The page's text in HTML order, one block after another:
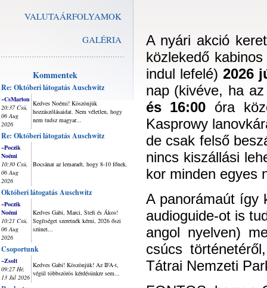
VALUTAÁRFOLYAMOK
GALÉRIA
Kommentek
Re: Októberi látogatás Auschwitz
~CsMarton
20:37 Csü,
06 Aug
2026
Kedves Noémi! Köszönjük
hozzászólásaidat. Nem véletlen, hogy
nem tudsz magyar...
Re: Októberi látogatás Auschwitz
~Poczik
Noémi
10:30 Csü,
06 Aug
2026
Bocsánat az lemaradt, hogy 8-10 főnek.
Októberi látogatás Auschwitz
~Poczik
Noémi
10:21 Csü,
06 Aug
2026
Kedves Gabi, Marci, Stefi és Ákos!
Segítséget szeretnék kérni, 2026 őszi
szünet...
Csoportunk
~Zsolt
09:27 Hé,
13 Júl 2026
Kedves Gabi! Köszönjük! Az IFA-t,
végül többszörös kérdésünkre sem...
A nyári akció
közlekedő
indul lefelé) 2026
nap (kivéve, ha
és 16:00 óra
Kasprowy
de csak felső
nincs kiszállási
kor minden egyes
A panorámaút így
audioguide-ot is
angol nyelven)
csúcs
Tátrai Nemzeti